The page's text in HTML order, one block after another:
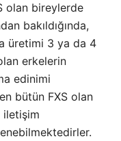
olan bireylerde
bakıldığında,
üretimi 3 ya da 4
erkelerin
edinimi
bütün FXS olan